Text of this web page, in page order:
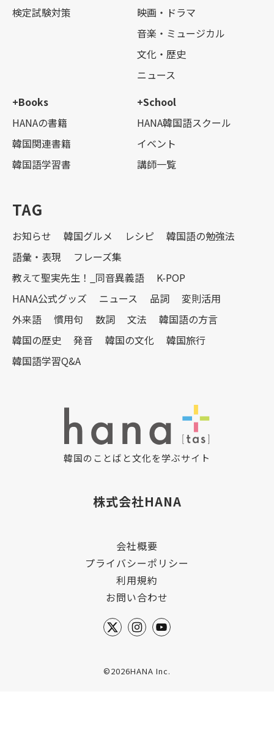
検定試験対策
映画・ドラマ
音楽・ミュージカル
文化・歴史
ニュース
+Books
HANAの書籍
韓国関連書籍
韓国語学習書
+School
HANA韓国語スクール
イベント
講師一覧
TAG
お知らせ 韓国グルメ レシピ
韓国語の勉強法
語彙・表現
フレーズ集
教えて聖実先生！_同音異義語
K-POP
HANA公式グッズ
ニュース 品詞
変則活用
外来語
慣用句 数詞 文法
韓国語の方言
韓国の歴史
発音 韓国の文化
韓国旅行
韓国語学習Q&A
韓国のことばと文化を学ぶサイト
株式会社HANA
会社概要
プライバシーポリシー
利用規約
お問い合わせ
©2026HANA Inc.